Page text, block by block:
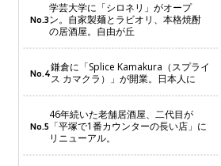
No.3
学芸大学に「シロネリ」がオープ
ン。自家製麺とラビオリ、本格焼酎
の居酒屋。自由が丘
No.4鎌倉に「Splice Kamakura（スプライ
ス カマクラ）」が開業。日本人に
No.5
46年続いた老舗居酒屋、二代目が
「平塚で1番カウンターの長い店」に
リニューアル。